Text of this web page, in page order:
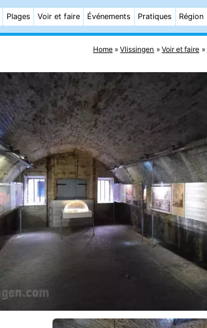
Plages Voir et faire Événements Pratiques Région
Home Vlissingen Voir et faire